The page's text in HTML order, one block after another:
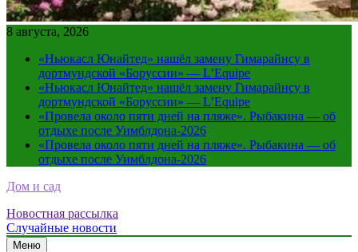
8 августа, 2026
«Ньюкасл Юнайтед» нашёл замену Гимарайнсу в
дортмундской «Боруссии» — L’Equipe
«Ньюкасл Юнайтед» нашёл замену Гимарайнсу в
дортмундской «Боруссии» — L’Equipe
«Провела около пяти дней на пляже». Рыбакина — об
отдыхе после Уимблдона-2026
«Провела около пяти дней на пляже». Рыбакина — об
отдыхе после Уимблдона-2026
Дом и сад
Новостная рассылка
Случайные новости
Меню